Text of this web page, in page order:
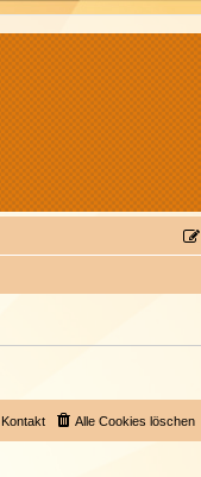
Alle Cookies löschen
Kontakt